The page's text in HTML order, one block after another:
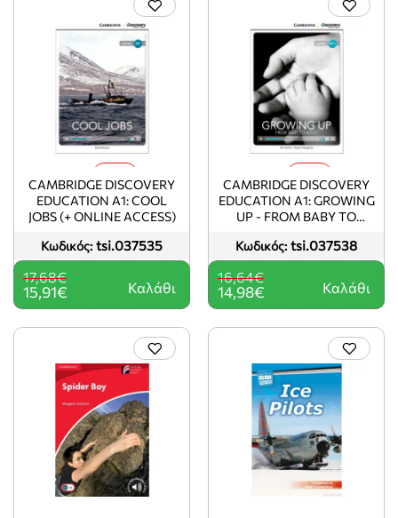
Κωδικός: tsi.037535
CAMBRIDGE DISCOVERY
EDUCATION A1: COOL
JOBS (+ ONLINE ACCESS)
15,91€
17,68€
Καλάθι
Κωδικός: tsi.037538
CAMBRIDGE DISCOVERY
EDUCATION A1: GROWING
UP - FROM BABY TO
ACCESS)
14,98€
16,64€
Καλάθι